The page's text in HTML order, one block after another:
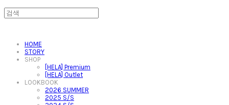
HOME
STORY
SHOP
[HELA] Premium
[HELA] Outlet
LOOKBOOK
2026 SUMMER
2025 S/S